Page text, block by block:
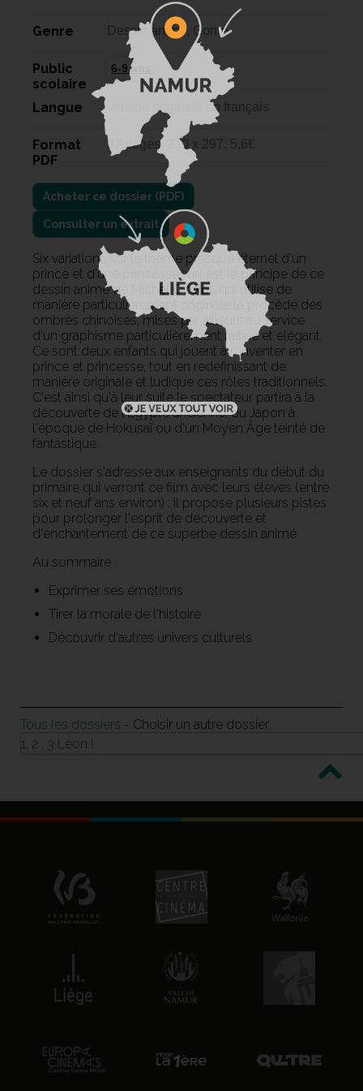
Genre Dessin animé, Conte
Public
scolaire
6-9 ans
Langue version originale en français
Format
PDF
32 pages, 210 x 297, 5,6€
Consulter un extrait
Six variations sur le thème presque éternel d'un
prince et d'une princesse : tel est le principe de ce
dessin animé de Michel Ocelot, qui utilise de
manière particulièrement originale le procédé des
ombres chinoises, mises par ailleurs au service
d'un graphisme particulièrement raffiné et élégant.
Ce sont deux enfants qui jouent à s'inventer en
prince et princesse, tout en redéfinissant de
manière originale et ludique ces rôles traditionnels.
C'est ainsi qu'à leur suite le spectateur partira à la
découverte de l'Egypte ancienne, du Japon à
l'époque de Hokusaï ou d'un Moyen Âge teinté de
fantastique.
Le dossier s'adresse aux enseignants du début du
primaire qui verront ce film avec leurs élèves (entre
six et neuf ans environ) : il propose plusieurs pistes
pour prolonger l'esprit de découverte et
d'enchantement de ce superbe dessin animé.
Au sommaire :
Exprimer ses émotions
Tirer la morale de l'histoire
Découvrir d'autres univers culturels
Tous les dossiers - Choisir un autre dossier
1, 2 , 3 Léon !